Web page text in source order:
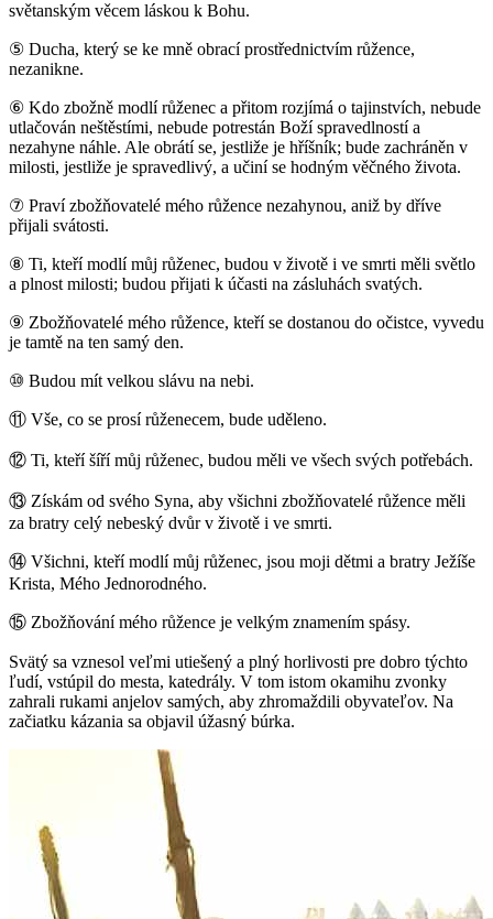
světanským věcem láskou k Bohu.
⑤ Ducha, který se ke mně obrací prostřednictvím růžence,
nezanikne.
⑥ Kdo zbožně modlí růženec a přitom rozjímá o tajinstvích, nebude
utlačován neštěstími, nebude potrestán Boží spravedlností a
nezahyne náhle. Ale obrátí se, jestliže je hříšník; bude zachráněn v
milosti, jestliže je spravedlivý, a učiní se hodným věčného života.
⑦ Praví zbožňovatelé mého růžence nezahynou, aniž by dříve
přijali svátosti.
⑧ Ti, kteří modlí můj růženec, budou v životě i ve smrti měli světlo
a plnost milosti; budou přijati k účasti na zásluhách svatých.
⑨ Zbožňovatelé mého růžence, kteří se dostanou do očistce, vyvedu
je tamtě na ten samý den.
⑩ Budou mít velkou slávu na nebi.
⑪ Vše, co se prosí růženecem, bude uděleno.
⑫ Ti, kteří šíří můj růženec, budou měli ve všech svých potřebách.
⑬ Získám od svého Syna, aby všichni zbožňovatelé růžence měli
za bratry celý nebeský dvůr v životě i ve smrti.
⑭ Všichni, kteří modlí můj růženec, jsou moji dětmi a bratry Ježíše
Krista, Mého Jednorodného.
⑮ Zbožňování mého růžence je velkým znamením spásy.
Svätý sa vznesol veľmi utiešený a plný horlivosti pre dobro týchto
ľudí, vstúpil do mesta, katedrály. V tom istom okamihu zvonky
zahrali rukami anjelov samých, aby zhromaždili obyvateľov. Na
začiatku kázania sa objavil úžasný búrka.